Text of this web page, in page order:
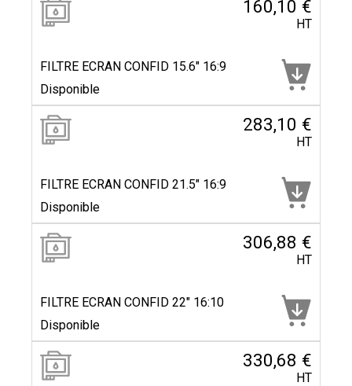
160,10 €
HT
FILTRE ECRAN CONFID 15.6" 16:9
Disponible
283,10 €
HT
FILTRE ECRAN CONFID 21.5" 16:9
Disponible
306,88 €
HT
FILTRE ECRAN CONFID 22" 16:10
Disponible
330,68 €
HT